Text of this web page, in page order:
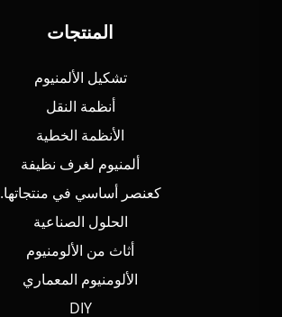
المنتجات
تشكيل الألمنيوم
أنظمة النقل
الأنظمة الخطية
ألمنيوم لغرف نظيفة
كعنصر أساسي في منتجاتها.
الحلول الصناعية
أثاث من الألومنيوم
الألومنيوم المعماري
DIY